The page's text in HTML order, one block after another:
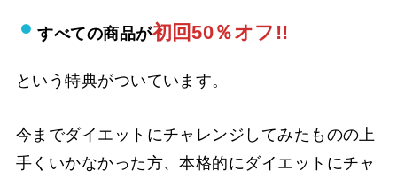
すべての商品が初回50％オフ!!
という特典がついています。
今までダイエットにチャレンジしてみたものの上
手くいかなかった方、本格的にダイエットにチャ